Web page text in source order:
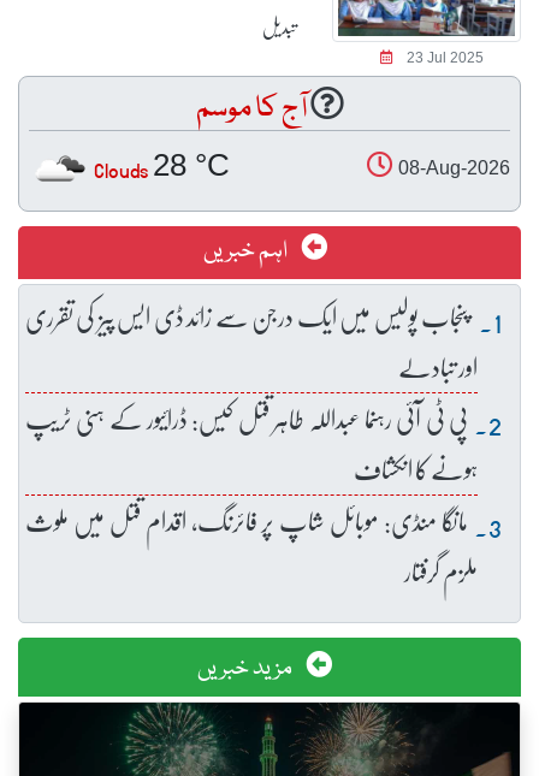
23 Jul 2025
تبدیل
آج کا موسم
08-Aug-2026
28 °C
Clouds
اہم خبریں
پنجاب پولیس میں ایک درجن سے زائد ڈی ایس پیز کی تقرری
اور تبادلے
پی ٹی آئی رہنما عبداللہ طاہر قتل کیس: ڈرائیور کے ہنی ٹریپ
ہونے کا انکشاف
مانگا منڈی: موبائل شاپ پر فائرنگ، اقدام قتل میں ملوث
ملزم گرفتار
مزید خبریں